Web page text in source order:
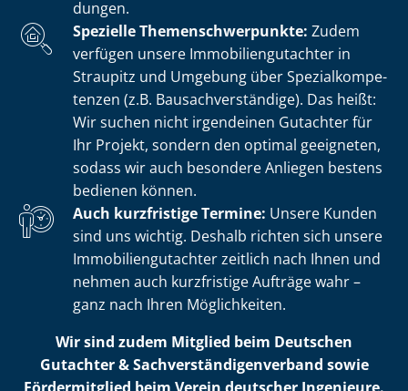
dun­gen.
Spezielle The­men­schwer­punk­te: Zudem
verfügen unsere Im­mo­bi­li­en­gut­ach­ter in
Straupitz und Umgebung über Spe­zi­al­kom­pe­
ten­zen (z.B. Bau­sach­ver­stän­di­ge). Das heißt:
Wir suchen nicht irgendeinen Gutachter für
Ihr Projekt, sondern den optimal geeigneten,
sodass wir auch besondere Anliegen bestens
bedienen können.
Auch kurzfristige Termine: Unsere Kunden
sind uns wichtig. Deshalb richten sich unsere
Im­mo­bi­li­en­gut­ach­ter zeitlich nach Ihnen und
nehmen auch kurzfristige Aufträge wahr –
ganz nach Ihren Möglichkeiten.
Wir sind zudem Mitglied beim Deutschen
Gutachter & Sach­ver­stän­di­gen­ver­band sowie